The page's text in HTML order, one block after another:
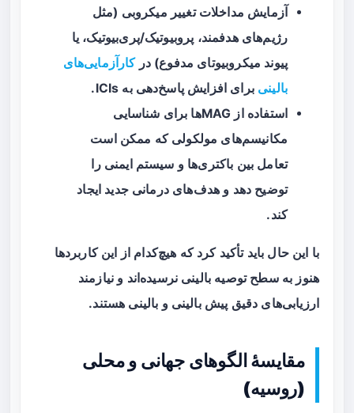
آزمایش مداخلات تغییر میکروبی (مثل
رژیم‌های هدفمند، پروبیوتیک/پری‌بیوتیک، یا
پیوند میکروبیوتای مدفوع) درکارآزمایی‌های
بالینی برای افزایش پاسخ‌دهی به ICIs.
استفاده از MAGها برای شناسایی
مکانیسم‌های مولکولی که ممکن است
تعامل بین باکتری‌ها و سیستم ایمنی را
توضیح دهد و هدف‌های درمانی جدید ایجاد
کند.
با این حال باید تأکید کرد که هیچ‌کدام از این کاربردها
هنوز به سطح توصیه بالینی نرسیده‌اند و نیازمند
ارزیابی‌های دقیق پیش بالینی و بالینی هستند.
مقایسهٔ الگوهای جهانی و محلی
(روسیه)